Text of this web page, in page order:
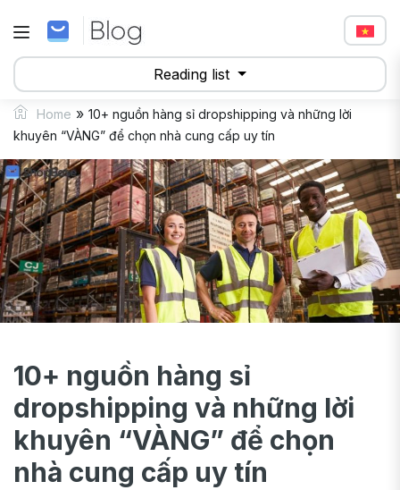
Reading list
Home » 10+ nguồn hàng sỉ dropshipping và những lời
khuyên “VÀNG” để chọn nhà cung cấp uy tín
10+ nguồn hàng sỉ
dropshipping và những lời
khuyên “VÀNG” để chọn
nhà cung cấp uy tín